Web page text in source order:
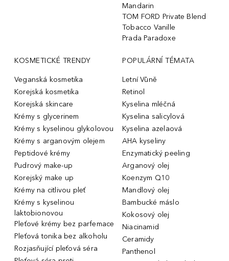
Mandarin
TOM FORD Private Blend
Tobacco Vanille
Prada Paradoxe
KOSMETICKÉ TRENDY
Veganská kosmetika
Korejská kosmetika
Korejská skincare
Krémy s glycerinem
Krémy s kyselinou glykolovou
Krémy s arganovým olejem
Peptidové krémy
Pudrový make-up
Korejský make up
Krémy na citlivou pleť
Krémy s kyselinou
laktobionovou
Pleťové krémy bez parfemace
Pleťová tonika bez alkoholu
Rozjasňující pleťová séra
POPULÁRNÍ TÉMATA
Letní Vůně
Retinol
Kyselina mléčná
Kyselina salicylová
Kyselina azelaová
AHA kyseliny
Enzymatický peeling
Arganový olej
Koenzym Q10
Mandlový olej
Bambucké máslo
Kokosový olej
Niacinamid
Ceramidy
Panthenol